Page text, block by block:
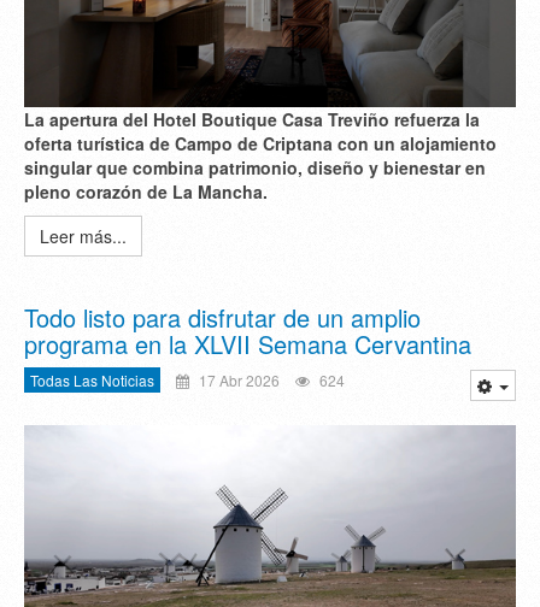
La apertura del Hotel Boutique Casa Treviño refuerza la
oferta turística de Campo de Criptana con un alojamiento
singular que combina patrimonio, diseño y bienestar en
pleno corazón de La Mancha.
Leer más...
Todo listo para disfrutar de un amplio
programa en la XLVII Semana Cervantina
Todas Las Noticias 17 Abr 2026 624